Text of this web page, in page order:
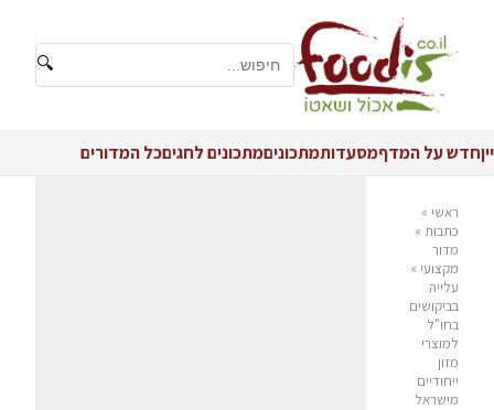
🔍
ייןחדש על המדףמסעדותמתכוניםמתכונים לחגיםכל המדורים
ראשי »
כתבות »
מדור
מקצועי »
עלייה
בביקושים
בחו"ל
למוצרי
מזון
ייחודיים
מישראל